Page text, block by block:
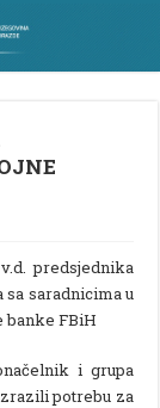
predsjednika
saradnicima u
banke FBiH
i grupa
potrebu za